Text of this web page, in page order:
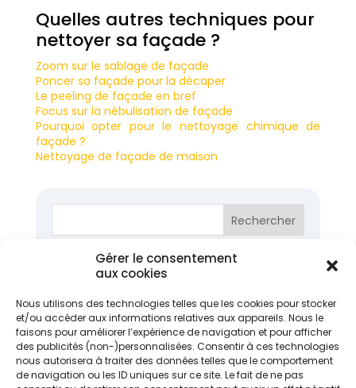
Gérer le consentement
aux cookies
Nous utilisons des technologies telles que les cookies pour stocker
et/ou accéder aux informations relatives aux appareils. Nous le
faisons pour améliorer l’expérience de navigation et pour afficher
des publicités (non-)personnalisées. Consentir à ces technologies
nous autorisera à traiter des données telles que le comportement
de navigation ou les ID uniques sur ce site. Le fait de ne pas
Quelles autres techniques pour
nettoyer sa façade ?
Zoom sur le sablage de façade
Poncer sa façade pour la décaper
Le peeling de façade en bref
Focus sur la nébulisation de façade
Pourquoi opter pour le nettoyage chimique de
façade ?
Nettoyage de façade de maison
Articles récents
Réinventer son logement : les nouvelles
tendances pour améliorer son habitat26 juin
2026
Isolation garage en 2026 : quand, comment et à
quel prix ? 24 juin 2026
Nettoyage toiture : quand, comment et à quel